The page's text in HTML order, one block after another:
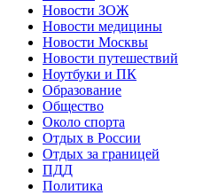
Новости ЗОЖ
Новости медицины
Новости Москвы
Новости путешествий
Ноутбуки и ПК
Образование
Общество
Около спорта
Отдых в России
Отдых за границей
ПДД
Политика